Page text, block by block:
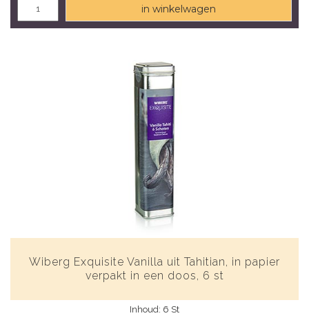
in winkelwagen
Wiberg Exquisite Vanilla uit Tahitian, in papier
verpakt in een doos, 6 st
Inhoud: 6 St